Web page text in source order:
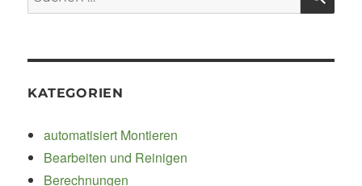
nach:
KATEGORIEN
automatisiert Montieren
Bearbeiten und Reinigen
Berechnungen